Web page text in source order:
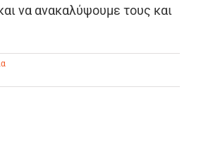
να ανακαλύψουμε τους και